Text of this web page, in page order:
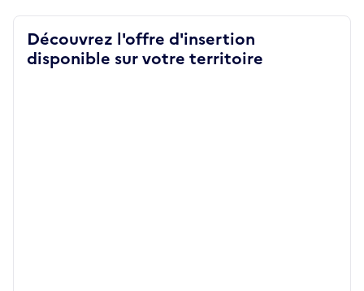
Découvrez l'offre d'insertion
disponible sur votre territoire